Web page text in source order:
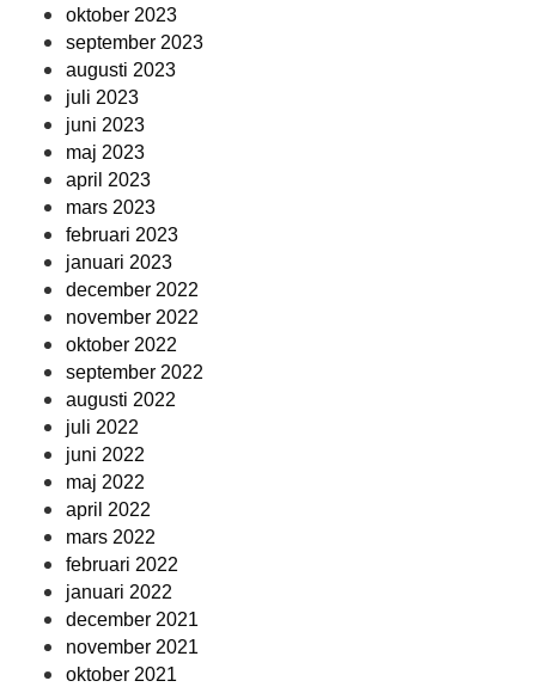
oktober 2023
september 2023
augusti 2023
juli 2023
juni 2023
maj 2023
april 2023
mars 2023
februari 2023
januari 2023
december 2022
november 2022
oktober 2022
september 2022
augusti 2022
juli 2022
juni 2022
maj 2022
april 2022
mars 2022
februari 2022
januari 2022
december 2021
november 2021
oktober 2021